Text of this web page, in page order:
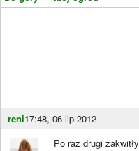
reni17:48, 06 lip 2012
Po raz drugi zakwitły